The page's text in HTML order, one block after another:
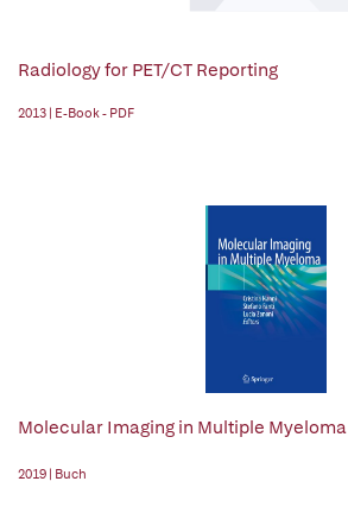
Radiology for PET/CT Reporting
2013 | E-Book - PDF
Molecular Imaging in Multiple Myeloma
2019 | Buch